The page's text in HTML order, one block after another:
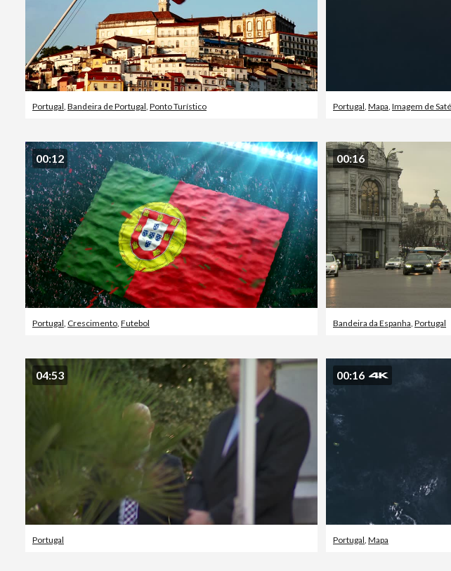
Portugal, Bandeira de Portugal, Ponto Turístico Portugal, Mapa, Imagem de
00:12
Portugal, Crescimento, Futebol
00:16
Bandeira da Espanha, Portugal
04:53
Portugal
00:16
Portugal, Mapa